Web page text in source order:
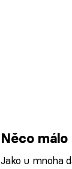
Něco
Jako u mnoha